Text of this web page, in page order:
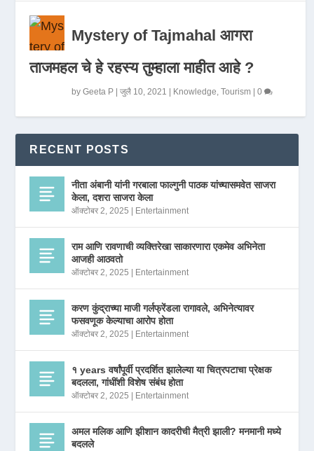
Mystery of Tajmahal आगरा
ताजमहल चे हे रहस्य तुम्हाला माहीत आहे ?
byGeeta P |जुलै 10, 2021 Knowledge,Tourism |0
RECENT POSTS
नीता अंबानी यांनी गरबाला फाल्गुनी पाठक यांच्यासमवेत साजरा
केला, दशरा साजरा केला
ऑक्टोबर 2, 2025 Entertainment
राम आणि रावणाची व्यक्तिरेखा साकारणारा एकमेव अभिनेता
आजही आठवतो
ऑक्टोबर 2, 2025 Entertainment
करण कुंद्राच्या माजी गर्लफ्रेंडला रागावले, अभिनेत्यावर
फसवणूक केल्याचा आरोप होता
ऑक्टोबर 2, 2025 Entertainment
१ years वर्षांपूर्वी प्रदर्शित झालेल्या या चित्रपटाचा प्रेक्षक
बदलला, गांधींशी विशेष संबंध होता
ऑक्टोबर 2, 2025 Entertainment
अमल मलिक आणि झीशान कादरीची मैत्री झाली? मनमानी मध्ये
बदलले